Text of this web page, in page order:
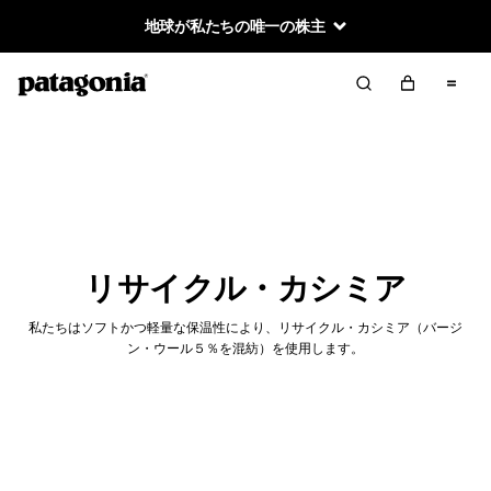
地球が私たちの唯一の株主
リサイクル・カシミア
私たちはソフトかつ軽量な保温性により、リサイクル・カシミア（バージ
ン・ウール５％を混紡）を使用します。